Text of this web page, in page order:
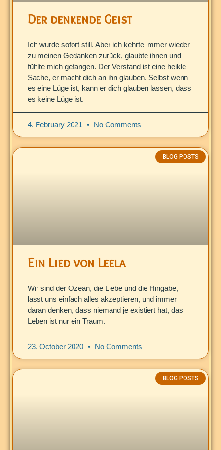
Der denkende Geist
Ich wurde sofort still. Aber ich kehrte immer wieder
zu meinen Gedanken zurück, glaubte ihnen und
fühlte mich gefangen. Der Verstand ist eine heikle
Sache, er macht dich an ihn glauben. Selbst wenn
es eine Lüge ist, kann er dich glauben lassen, dass
es keine Lüge ist.
4. February 2021 No Comments
BLOG POSTS
Ein Lied von Leela
Wir sind der Ozean, die Liebe und die Hingabe,
lasst uns einfach alles akzeptieren, und immer
daran denken, dass niemand je existiert hat, das
Leben ist nur ein Traum.
23. October 2020 No Comments
BLOG POSTS